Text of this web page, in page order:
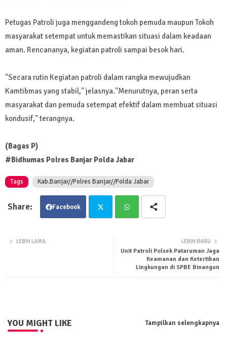
Petugas Patroli juga menggandeng tokoh pemuda maupun Tokoh
masyarakat setempat untuk memastikan situasi dalam keadaan
aman. Rencananya, kegiatan patroli sampai besok hari.
"Secara rutin Kegiatan patroli dalam rangka mewujudkan
Kamtibmas yang stabil," jelasnya."Menurutnya, peran serta
masyarakat dan pemuda setempat efektif dalam membuat situasi
kondusif," terangnya.
(Bagas P)
#Bidhumas Polres Banjar Polda Jabar
Tags Kab.Banjar//Polres Banjar//Polda Jabar
Facebook
tsa
LEBIH BARU
Unit Patroli Polsek Pataruman Jaga
Keamanan dan Ketertiban
Lingkungan di SPBE Binangun
LEBIH LAMA
YOU MIGHT LIKE Tampilkan selengkapnya